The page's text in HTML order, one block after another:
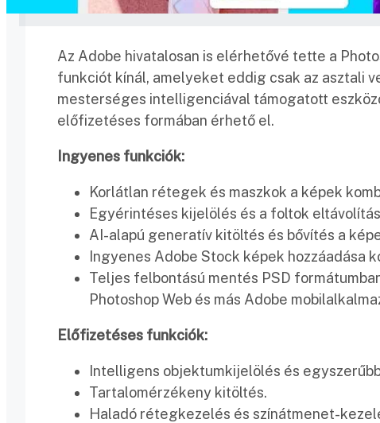
Az Adobe hivatalosan is elérhetővé tette a
funkciót kínál, amelyeket eddig csak az asztali
mesterséges intelligenciával támogatott
előfizetéses formában érhető el.
Ingyenes funkciók:
Korlátlan rétegek és maszkok a képek
Egyérintéses kijelölés és a foltok
AI-alapú generatív kitöltés és bővítés a
Ingyenes Adobe Stock képek hozzáadása
Teljes felbontású mentés PSD
Photoshop Web és más Adobe
Előfizetéses funkciók:
Intelligens objektumkijelölés és
Tartalomérzékeny kitöltés.
Haladó rétegkezelés és színátmenet-